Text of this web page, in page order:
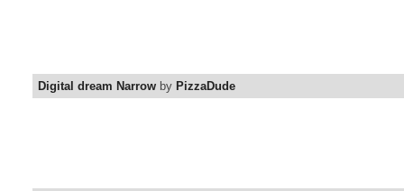
Digital dream Narrow by PizzaDude